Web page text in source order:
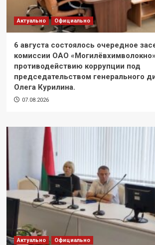
Актуально Официально
6 августа состоялось очередное
комиссии ОАО
противодействию коррупции под
председательством генерального
Олега Курилина.
07.08.2026
Актуально Официально